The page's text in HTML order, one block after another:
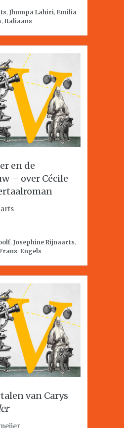
, Jhumpa Lahiri, Emilia
, Italiaans
en de
– over Cécile
, Josephine Rijnaarts,
, Engels
van Carys